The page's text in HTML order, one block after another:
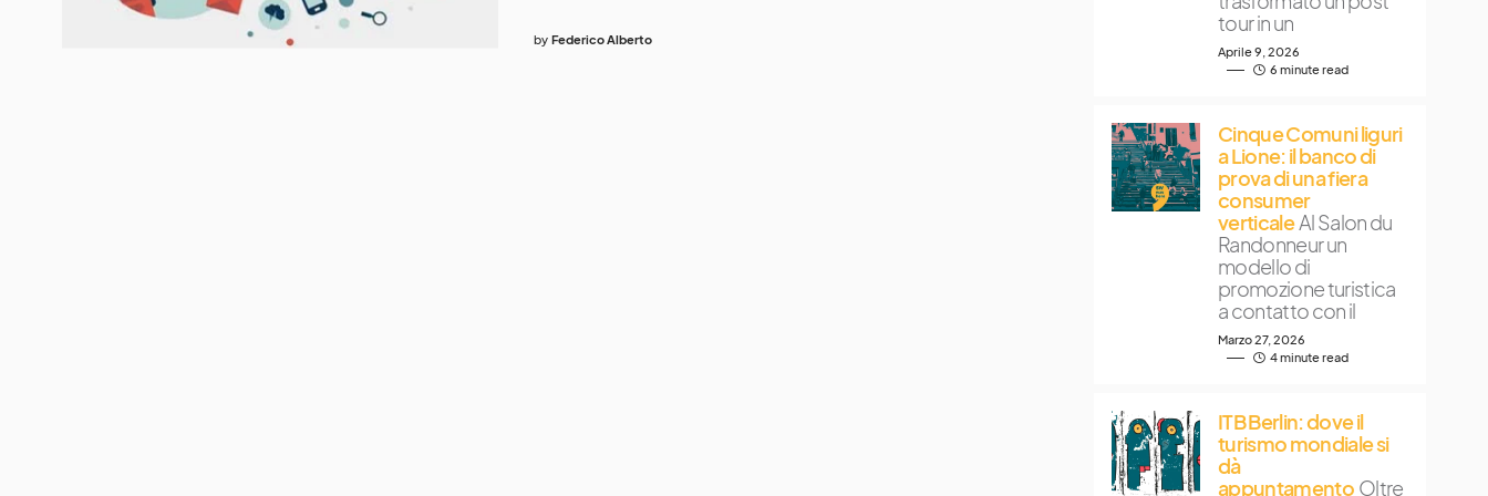
by Federico Alberto
tour in un
Aprile 9, 2026
6 minute read
Cinque Comuni liguri
a Lione: il banco di
prova di una fiera
consumer
verticale Al Salon du
Randonneur un
modello di
promozione turistica
a contatto con il
Marzo 27, 2026
4 minute read
ITB Berlin: dove il
turismo mondiale si
dà
appuntamento Oltre